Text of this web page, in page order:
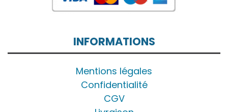
INFORMATIONS
Mentions légales
Confidentialité
CGV